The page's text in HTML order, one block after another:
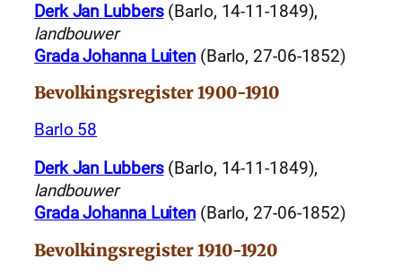
Derk Jan Lubbers(Barlo, 14-11-1849),
landbouwer
Grada Johanna Luiten (Barlo, 27-06-1852)
Bevolkingsregister 1900-1910
Barlo 58
Derk Jan Lubbers(Barlo, 14-11-1849),
landbouwer
Grada Johanna Luiten (Barlo, 27-06-1852)
Bevolkingsregister 1910-1920